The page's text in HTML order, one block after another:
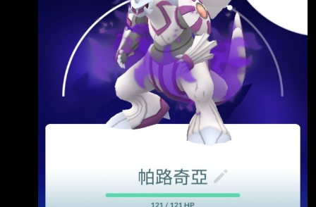
文字，並將之刪完 --- --